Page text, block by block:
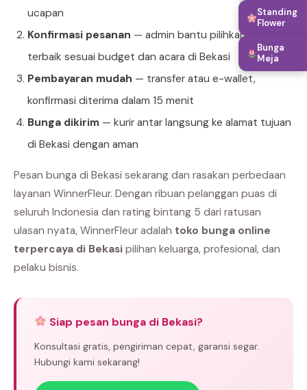
ucapan
Konfirmasi pesanan — admin bantu pilihkan produk
terbaik sesuai budget dan acara di Bekasi
Pembayaran mudah — transfer atau e-wallet,
konfirmasi diterima dalam 15 menit
Bunga dikirim — kurir antar langsung ke alamat tujuan
di Bekasi dengan aman
Pesan bunga di Bekasi sekarang dan rasakan perbedaan
layanan WinnerFleur. Dengan ribuan pelanggan puas di
seluruh Indonesia dan rating bintang 5 dari ratusan
ulasan nyata, WinnerFleur adalah toko bunga online
terpercaya di Bekasi pilihan keluarga, profesional, dan
pelaku bisnis.
Siap pesan bunga di Bekasi?
Konsultasi gratis, pengiriman cepat, garansi segar.
Hubungi kami sekarang!
Standing
Flower
Bunga
Meja